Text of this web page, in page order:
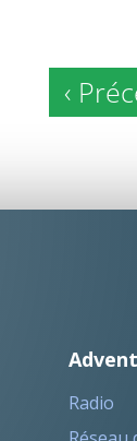
‹
Radio